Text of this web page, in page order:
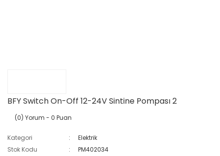
BFY Switch On-Off 12-24V Sintine Pompası 2
(0) Yorum - 0 Puan
Kategori
Elektrik
Stok Kodu
PM402034